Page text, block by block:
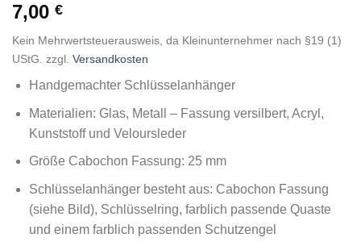
7,00 €
Kein Mehrwertsteuerausweis, da Kleinunternehmer nach §19 (1)
UStG. zzgl. Versandkosten
Handgemachter Schlüsselanhänger
Materialien: Glas, Metall – Fassung versilbert, Acryl,
Kunststoff und Veloursleder
Größe Cabochon Fassung: 25 mm
Schlüsselanhänger besteht aus: Cabochon Fassung
(siehe Bild), Schlüsselring, farblich passende Quaste
und einem farblich passenden Schutzengel